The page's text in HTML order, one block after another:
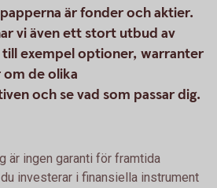
är fonder och aktier.
vi även ett stort utbud av
exempel optioner, warranter
om de olika
och se vad som passar dig.
är ingen garanti för framtida
investerar i finansiella instrument